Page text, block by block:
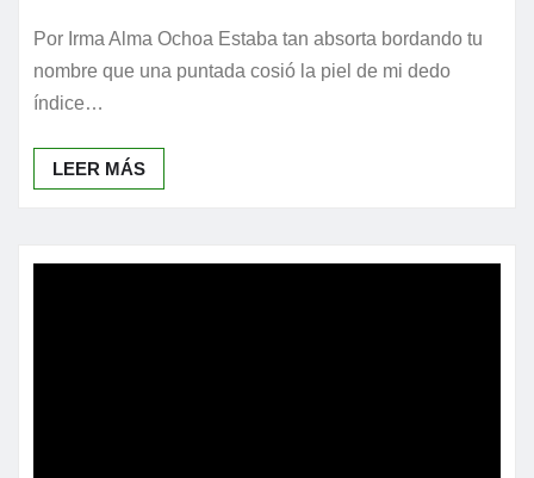
Por Irma Alma Ochoa Estaba tan absorta bordando tu
nombre que una puntada cosió la piel de mi dedo
índice…
LEER MÁS